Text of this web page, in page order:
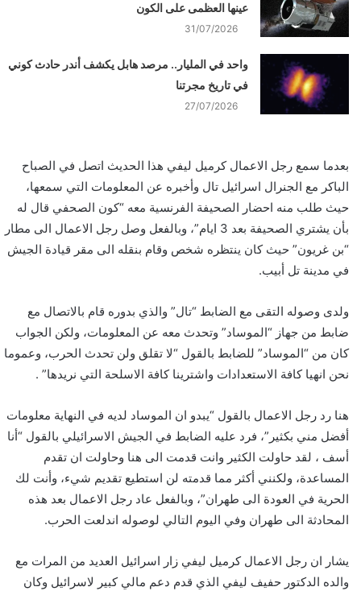
عينها العظمى على الكون
31/07/2026
واحد في المليار.. مرصد هابل يكشف أندر حادث كوني
في تاريخ مجرتنا
27/07/2026
بعدما سمع رجل الاعمال كرميل ليفي هذا الحديث اتصل في الصباح
الباكر مع الجنرال اسرائيل تال وأخبره عن المعلومات التي سمعها،
حيث طلب منه احضار الصحيفة الفرنسية معه “كون الصحفي قال له
بأن يشتري الصحيفة بعد 3 ايام”، وبالفعل وصل رجل الاعمال الى مطار
“بن غريون” حيث كان ينتظره شخص وقام بنقله الى مقر قيادة الجيش
في مدينة تل أبيب.
ولدى وصوله التقى مع الضابط “تال” والذي بدوره قام بالاتصال مع
ضابط من جهاز “الموساد” وتحدث معه عن المعلومات، ولكن الجواب
كان من “الموساد” للضابط بالقول “لا تقلق ولن تحدث الحرب، وعموما
نحن انهيا كافة الاستعدادات واشترينا كافة الاسلحة التي نريدها” .
هنا رد رجل الاعمال بالقول “يبدو ان الموساد لديه في النهاية معلومات
أفضل مني بكثير”، فرد عليه الضابط في الجيش الاسرائيلي بالقول “أنا
أسف ، لقد حاولت الكثير وانت قدمت الى هنا وحاولت ان تقدم
المساعدة، ولكنني أكثر مما قدمته لن استطيع تقديم شيء، وأنت لك
الحرية في العودة الى طهران”، وبالفعل عاد رجل الاعمال بعد هذه
المحادثة الى طهران وفي اليوم التالي لوصوله اندلعت الحرب.
يشار ان رجل الاعمال كرميل ليفي زار اسرائيل العديد من المرات مع
والده الدكتور حفيف ليفي الذي قدم دعم مالي كبير لاسرائيل وكان